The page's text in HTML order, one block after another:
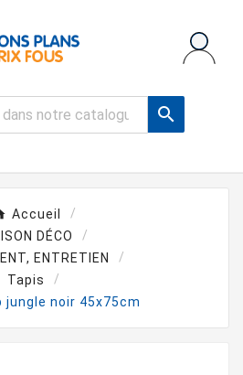

Accueil
DÉCO
ENTRETIEN
Tapis
jungle noir 45x75cm